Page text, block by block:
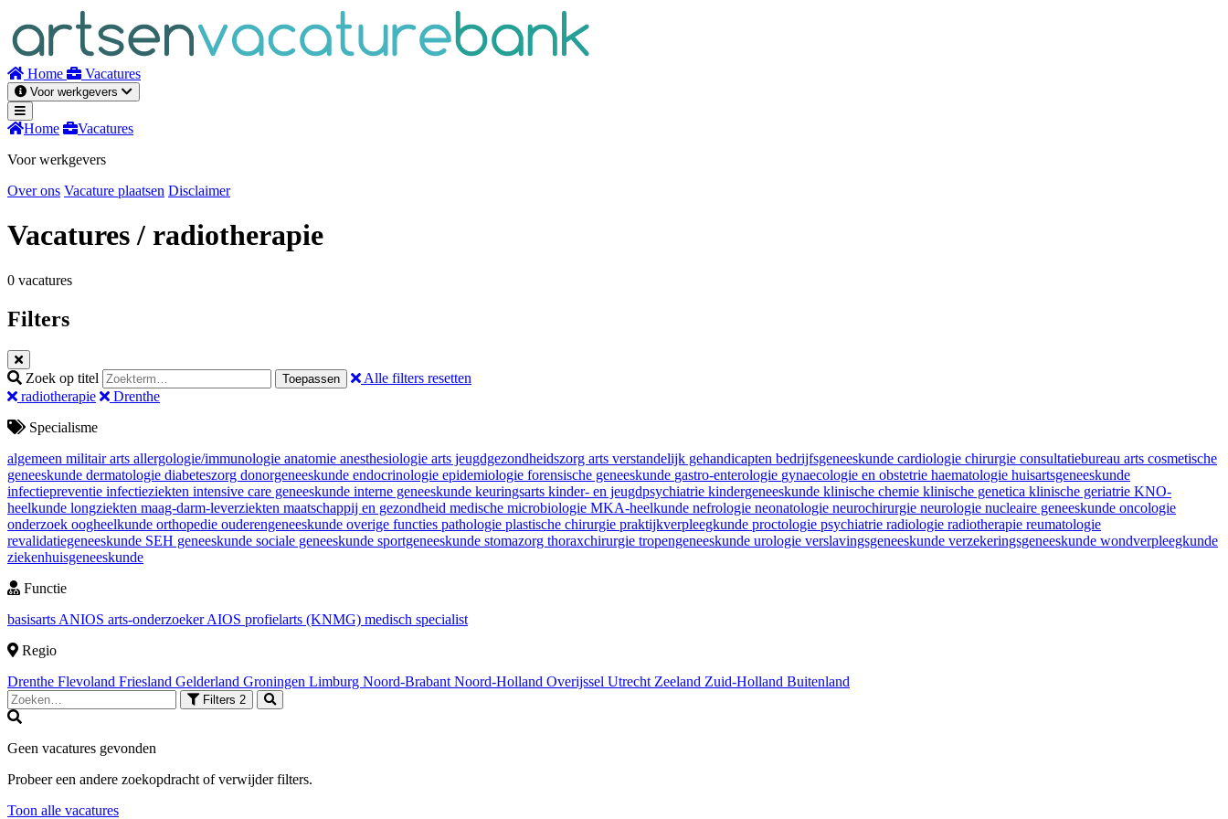
inhoud
Home Vacatures
Voor werkgevers
Home
Vacatures
Voor werkgevers
Over ons Vacature plaatsen Disclaimer
Vacatures/ radiotherapie
0 vacatures
Filters
Zoek op titel Toepassen
Alle filters resetten
radiotherapie
Drenthe
Specialisme
algemeen militair arts allergologie/immunologie anatomie anesthesiologie arts jeugdgezondheidszorg arts verstandelijk gehandicapten bedrijfsgeneeskunde cardiologie chirurgie consultatiebureau arts cosmetische
geneeskunde dermatologie diabeteszorg donorgeneeskunde endocrinologie epidemiologie forensische geneeskunde gastro-enterologie gynaecologie en obstetrie haematologie huisartsgeneeskunde
infectiepreventie infectieziekten intensive care geneeskunde interne geneeskunde keuringsarts kinder- en jeugdpsychiatrie kindergeneeskunde klinische chemie klinische genetica klinische geriatrie KNO-
heelkunde longziekten maag-darm-leverziekten maatschappij en gezondheid medische microbiologie MKA-heelkunde nefrologie neonatologie neurochirurgie neurologie nucleaire geneeskunde oncologie
onderzoek oogheelkunde orthopedie ouderengeneeskunde overige functies pathologie plastische chirurgie praktijkverpleegkunde proctologie psychiatrie radiologie radiotherapie reumatologie
revalidatiegeneeskunde SEH geneeskunde sociale geneeskunde sportgeneeskunde stomazorg thoraxchirurgie tropengeneeskunde urologie verslavingsgeneeskunde verzekeringsgeneeskunde wondverpleegkunde
ziekenhuisgeneeskunde
Functie
basisarts ANIOS arts-onderzoekerAIOS profielarts (KNMG) medisch specialist
Regio
Drenthe Flevoland Friesland Gelderland Groningen Limburg Noord-Brabant Noord-Holland Overijssel Utrecht Zeeland Zuid-Holland Buitenland
Filters 2
Geen vacatures gevonden
Probeer een andere zoekopdracht of verwijder filters.
Toon alle vacatures